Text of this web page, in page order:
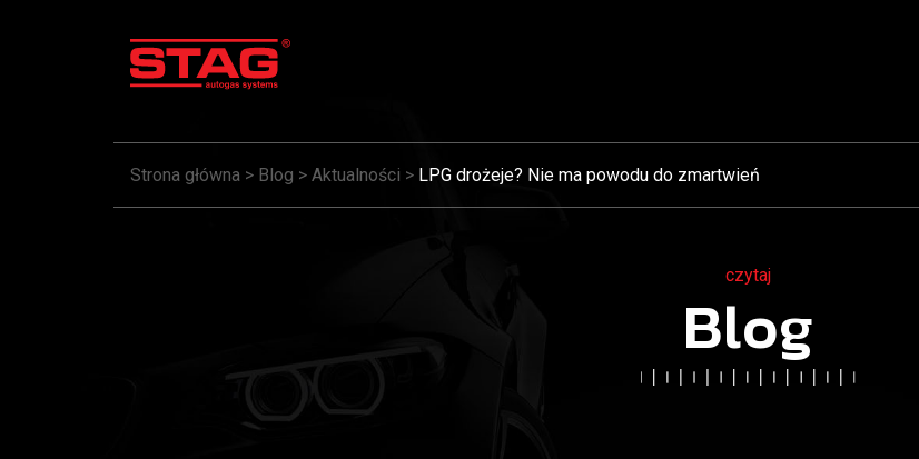
Strona główna > Blog > Aktualności > LPG drożeje? Nie ma powodu do zmartwień
czytaj
Blog